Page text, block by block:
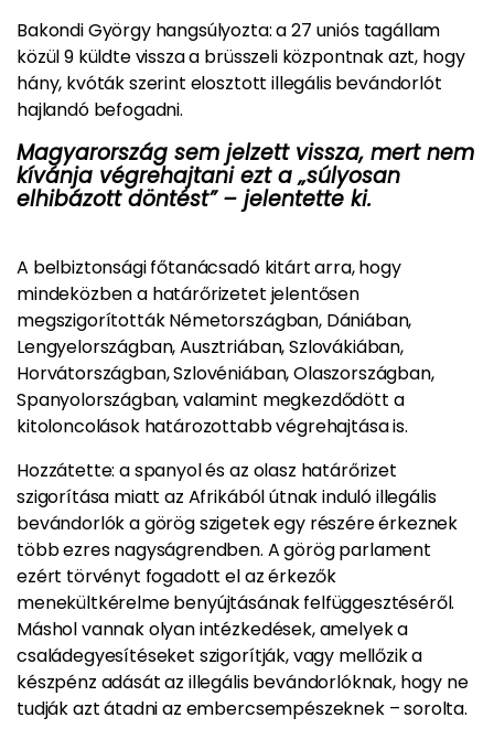
Bakondi György hangsúlyozta: a 27 uniós tagállam
közül 9 küldte vissza a brüsszeli központnak azt, hogy
hány, kvóták szerint elosztott illegális bevándorlót
hajlandó befogadni.
Magyarország sem jelzett vissza, mert nem
kívánja végrehajtani ezt a „súlyosan
elhibázott döntést” – jelentette ki.
A belbiztonsági főtanácsadó kitárt arra, hogy
mindeközben a határőrizetet jelentősen
megszigorították Németországban, Dániában,
Lengyelországban, Ausztriában, Szlovákiában,
Horvátországban, Szlovéniában, Olaszországban,
Spanyolországban, valamint megkezdődött a
kitoloncolások határozottabb végrehajtása is.
Hozzátette: a spanyol és az olasz határőrizet
szigorítása miatt az Afrikából útnak induló illegális
bevándorlók a görög szigetek egy részére érkeznek
több ezres nagyságrendben. A görög parlament
ezért törvényt fogadott el az érkezők
menekültkérelme benyújtásának felfüggesztéséről.
Máshol vannak olyan intézkedések, amelyek a
családegyesítéseket szigorítják, vagy mellőzik a
készpénz adását az illegális bevándorlóknak, hogy ne
tudják azt átadni az embercsempészeknek – sorolta.